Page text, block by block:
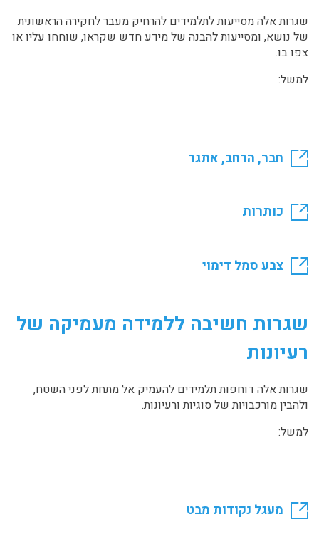
שגרות אלה מסייעות לתלמידים להרחיק מעבר לחקירה הראשונית
של נושא, ומסייעות להבנה של מידע חדש שקראו, שוחחו עליו או
צפו בו.
למשל:
חבר, הרחב, אתגר
כותרות
צבע סמל דימוי
שגרות חשיבה ללמידה מעמיקה של
רעיונות
שגרות אלה דוחפות תלמידים להעמיק אל מתחת לפני השטח,
ולהבין מורכבויות של סוגיות ורעיונות.
למשל:
מעגל נקודות מבט